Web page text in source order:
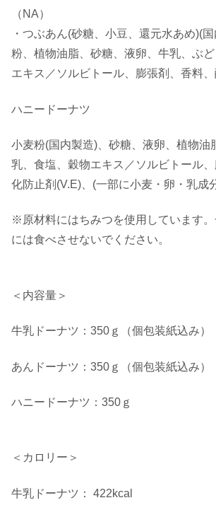
（NA）
・つぶあん(砂糖、小豆、還元水あめ)(
粉、植物油脂、砂糖、液卵、牛乳、ぶ
エキス／ソルビトール、膨張剤、香料
ハニードーナツ
小麦粉(国内製造)、砂糖、液卵、植物油
乳、食塩、穀物エキス／ソルビトール
化防止剤(V.E)、(一部に小麦・卵・乳成
※原材料にはちみつを使用しています
には食べさせないでください。
＜内容量＞
牛乳ドーナツ：350ｇ（個包装紙込み）
あんドーナツ：350ｇ（個包装紙込み）
ハニードーナツ：350ｇ
＜カロリー＞
牛乳ドーナツ： 422kcal